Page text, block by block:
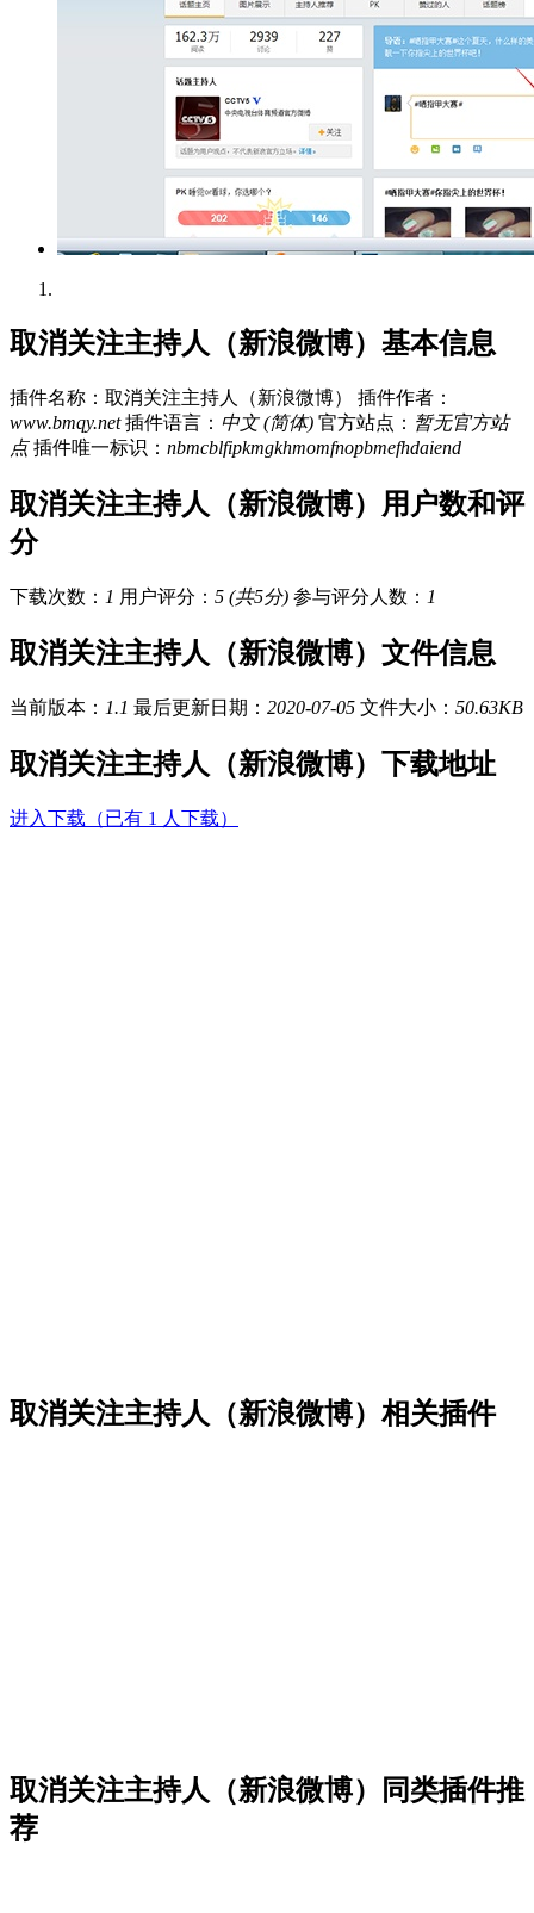
取消关注主持人（新浪微博）基本信息
插件名称：取消关注主持人（新浪微博）
插件作者：
www.bmqy.net 插件语言： 中文 (简体) 官方站点： 暂无官方站
点 插件唯一标识： nbmcblfipkmgkhmomfnopbmefhdaiend
取消关注主持人（新浪微博）用户数和评
分
下载次数： 1 用户评分： 5 (共5分) 参与评分人数： 1
取消关注主持人（新浪微博）文件信息
当前版本： 1.1 最后更新日期： 2020-07-05 文件大小： 50.63KB
取消关注主持人（新浪微博）下载地址
进入下载（已有 1 人下载）
取消关注主持人（新浪微博）相关插件
取消关注主持人（新浪微博）同类插件推
荐